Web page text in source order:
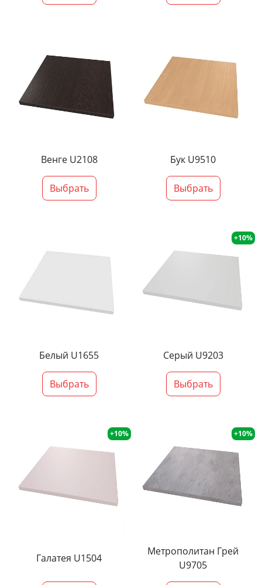
Венге U2108
Выбрать
Бук U9510
Выбрать
Белый U1655
Выбрать
+10%
Серый U9203
Выбрать
+10%
Галатея U1504
+10%
Метрополитан Грей
U9705